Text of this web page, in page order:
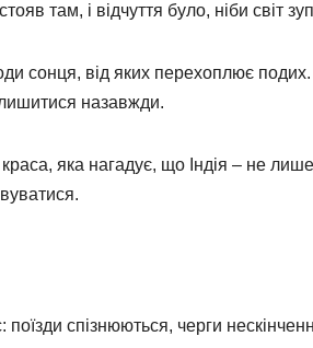
там, і відчуття було, ніби світ
сонця, від яких перехоплює
назавжди.
яка нагадує, що Індія – не
поїзди спізнюються, черги